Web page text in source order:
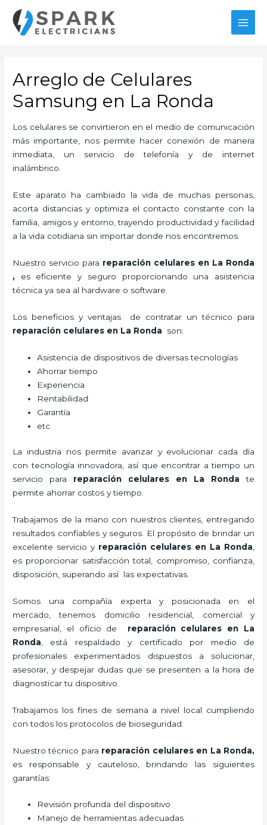
contenido
Arreglo de Celulares
Samsung en La Ronda
Los celulares se convirtieron en el medio de comunicación
más importante, nos permite hacer conexión de manera
inmediata, un servicio de telefonía y de internet
inalámbrico.
Este aparato ha cambiado la vida de muchas personas,
acorta distancias y optimiza el contacto constante con la
familia, amigos y entorno, trayendo productividad y facilidad
a la vida cotidiana sin importar donde nos encontremos.
Nuestro servicio para reparación celulares en La Ronda
, es eficiente y seguro proporcionando una asistencia
técnica ya sea al hardware o software.
Los beneficios y ventajas de contratar un técnico para
reparación celulares en La Ronda son:
Asistencia de dispositivos de diversas tecnologías
Ahorrar tiempo
Experiencia
Rentabilidad
Garantía
etc
La industria nos permite avanzar y evolucionar cada día
con tecnología innovadora, así que encontrar a tiempo un
servicio para reparación celulares en La Ronda te
permite ahorrar costos y tiempo.
Trabajamos de la mano con nuestros clientes, entregando
resultados confiables y seguros. El propósito de brindar un
excelente servicio y reparación celulares en La Ronda
es proporcionar satisfacción total, compromiso, confianza,
disposición, superando así las expectativas.
Somos una compañía experta y posicionada en el
mercado, tenemos domicilio residencial, comercial y
empresarial, el oficio de reparación celulares en La
Ronda , está respaldado y certificado por medio de
profesionales experimentados dispuestos a solucionar,
asesorar, y despejar dudas que se presenten a la hora de
diagnosticar tu dispositivo.
Trabajamos los fines de semana a nivel local cumpliendo
con todos los protocolos de bioseguridad.
Nuestro técnico para reparación celulares en La Ronda,
es responsable y cauteloso, brindando las siguientes
garantías:
Revisión profunda del dispositivo
Manejo de herramientas adecuadas